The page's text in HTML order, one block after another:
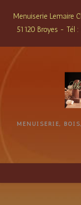
content
Menuiserie Lemaire
51120 Broyes - Tél :
MENUISERIE,